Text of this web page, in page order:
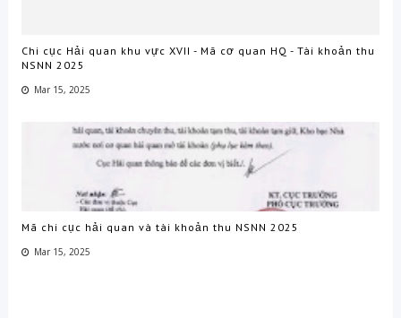
Chi cục Hải quan khu vực XVII - Mã cơ quan HQ - Tài khoản thu
NSNN 2025
Mar 15, 2025
Mã chi cục hải quan và tài khoản thu NSNN 2025
Mar 15, 2025